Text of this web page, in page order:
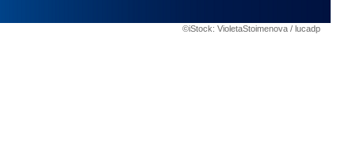
©iStock: VioletaStoimenova / lucadp